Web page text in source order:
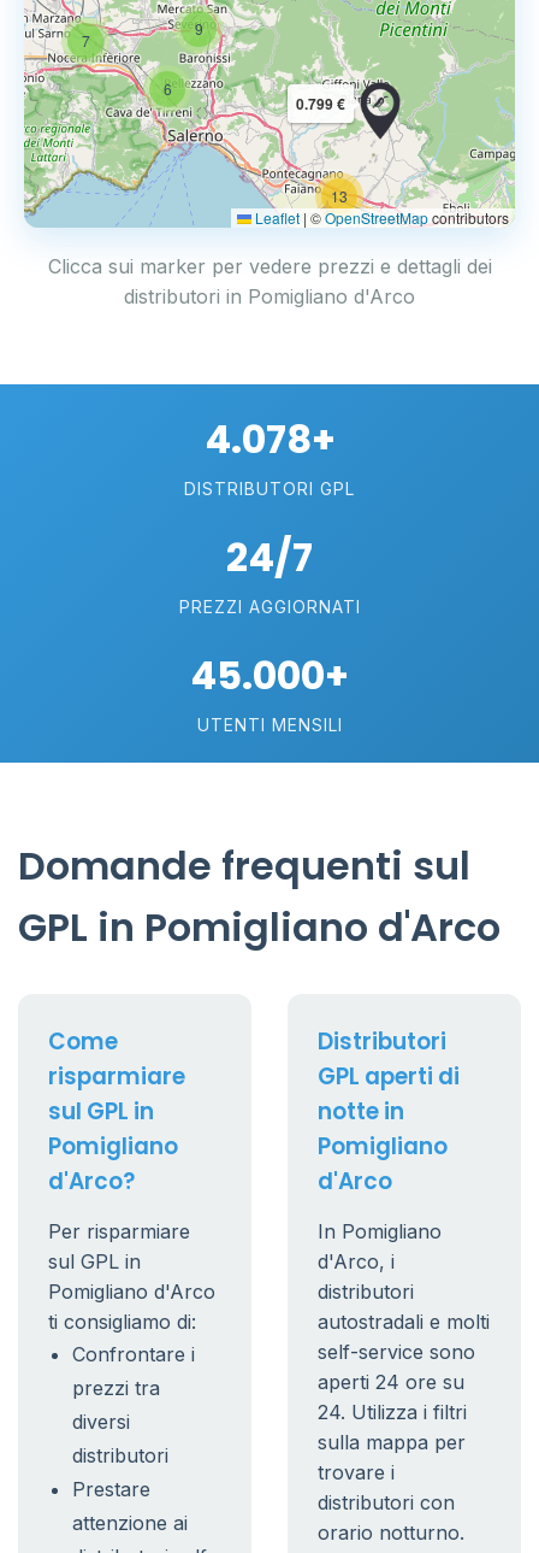
6
13
7
9
0.799 €
Leaflet | ©OpenStreetMapcontributors
Clicca sui marker per vedere prezzi e dettagli dei
distributori in Pomigliano d'Arco
4.078+
DISTRIBUTORI GPL
24/7
PREZZI AGGIORNATI
45.000+
UTENTI MENSILI
Domande frequenti sul
GPL in Pomigliano d'Arco
Come
risparmiare
sul GPL in
Pomigliano
d'Arco?
Per risparmiare
sul GPL in
Pomigliano d'Arco
ti consigliamo di:
Confrontare i
prezzi tra
diversi
distributori
Prestare
attenzione ai
Distributori
GPL aperti di
notte in
Pomigliano
d'Arco
In Pomigliano
d'Arco, i
distributori
autostradali e molti
self-service sono
aperti 24 ore su
24. Utilizza i filtri
sulla mappa per
trovare i
distributori con
orario notturno.